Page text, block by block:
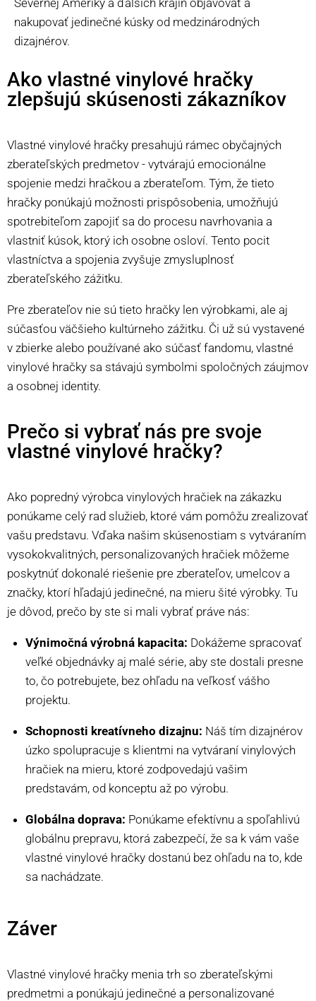
Severnej Ameriky a ďalších krajín objavovať a
nakupovať jedinečné kúsky od medzinárodných
dizajnérov.
Ako vlastné vinylové hračky
zlepšujú skúsenosti zákazníkov
Vlastné vinylové hračky presahujú rámec obyčajných
zberateľských predmetov - vytvárajú emocionálne
spojenie medzi hračkou a zberateľom. Tým, že tieto
hračky ponúkajú možnosti prispôsobenia, umožňujú
spotrebiteľom zapojiť sa do procesu navrhovania a
vlastniť kúsok, ktorý ich osobne osloví. Tento pocit
vlastníctva a spojenia zvyšuje zmysluplnosť
zberateľského zážitku.
Pre zberateľov nie sú tieto hračky len výrobkami, ale aj
súčasťou väčšieho kultúrneho zážitku. Či už sú vystavené
v zbierke alebo používané ako súčasť fandomu, vlastné
vinylové hračky sa stávajú symbolmi spoločných záujmov
a osobnej identity.
Prečo si vybrať nás pre svoje
vlastné vinylové hračky?
Ako popredný výrobca vinylových hračiek na zákazku
ponúkame celý rad služieb, ktoré vám pomôžu zrealizovať
vašu predstavu. Vďaka našim skúsenostiam s vytváraním
vysokokvalitných, personalizovaných hračiek môžeme
poskytnúť dokonalé riešenie pre zberateľov, umelcov a
značky, ktorí hľadajú jedinečné, na mieru šité výrobky. Tu
je dôvod, prečo by ste si mali vybrať práve nás:
Výnimočná výrobná kapacita: Dokážeme spracovať
veľké objednávky aj malé série, aby ste dostali presne
to, čo potrebujete, bez ohľadu na veľkosť vášho
projektu.
Schopnosti kreatívneho dizajnu: Náš tím dizajnérov
úzko spolupracuje s klientmi na vytváraní vinylových
hračiek na mieru, ktoré zodpovedajú vašim
predstavám, od konceptu až po výrobu.
Globálna doprava: Ponúkame efektívnu a spoľahlivú
globálnu prepravu, ktorá zabezpečí, že sa k vám vaše
vlastné vinylové hračky dostanú bez ohľadu na to, kde
sa nachádzate.
Záver
Vlastné vinylové hračky menia trh so zberateľskými
predmetmi a ponúkajú jedinečné a personalizované